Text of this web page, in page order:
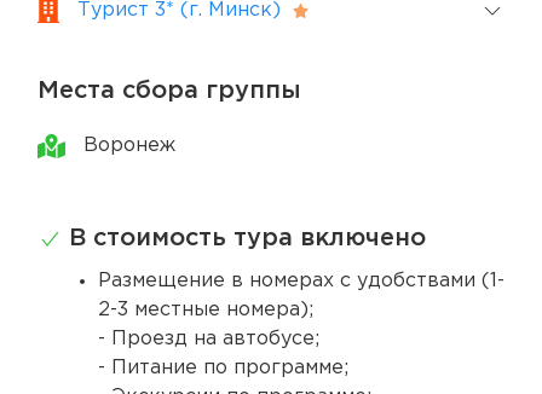
Турист 3* (г. Минск)
Места сбора группы
Воронеж
В стоимость тура включено
Размещение в номерах с удобствами (1-
2-3 местные номера);
- Проезд на автобусе;
- Питание по программе;